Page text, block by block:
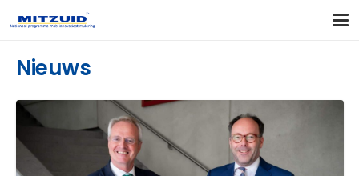
Nieuws